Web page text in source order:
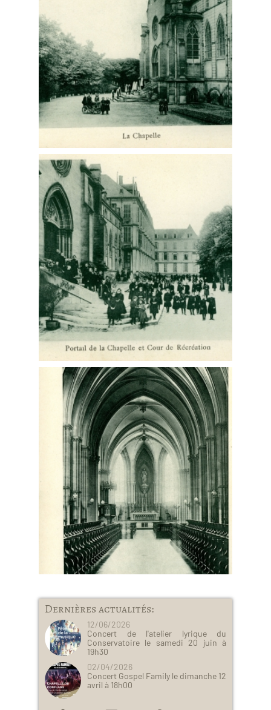
Dernières actualités:
12/06/2026
Concert de l'atelier lyrique du
Conservatoire le samedi 20 juin à
19h30
02/04/2026
Concert Gospel Family le dimanche 12
avril à 18h00